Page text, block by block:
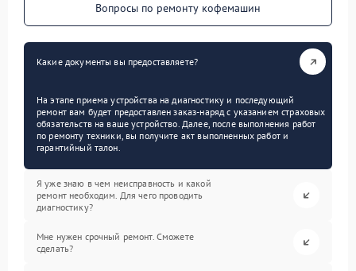
Вопросы по ремонту кофемашин
Какие документы вы предоставляете?
На этапе приема устройства на диагностику и последующий
ремонт вам будет предоставлен заказ-наряд с указанием страховых
обязательств на ваше устройство. Далее, после выполнения работ
по ремонту техники, вы получите акт выполненных работ и
гарантийный талон.
Я уже знаю в чем неисправность и какой
ремонт необходим. Для чего проводить
диагностику?
Мне нужен срочный ремонт. Сможете
сделать?